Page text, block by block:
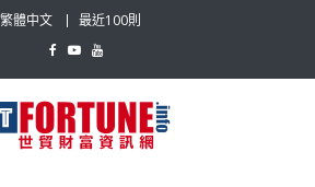
繁體中文 最近100則